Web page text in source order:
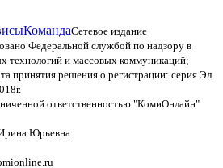
КомандаСетевое издание
Федеральной службой по надзору в
технологий и массовых коммуникаций;
принятия решения о регистрации: серия Эл
ответственностью "КомиОнлайн"
Юрьевна.